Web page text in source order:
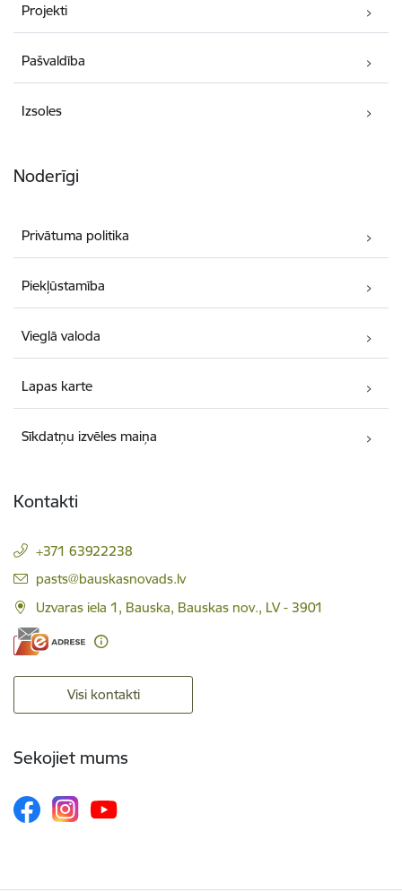
Projekti
Pašvaldība
Izsoles
Noderīgi
Privātuma politika
Piekļūstamība
Vieglā valoda
Lapas karte
Sīkdatņu izvēles maiņa
Kontakti
+371 63922238
E-pasts:
pasts@bauskasnovads.lv
Uzvaras iela 1, Bauska, Bauskas nov., LV - 3901
Visi kontakti
Sekojiet mums